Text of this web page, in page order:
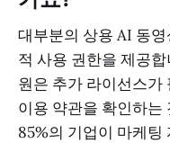
대부분의 상용 AI 동
적 사용 권한을 제공
원은 추가 라이선스가
이용 약관을 확인하는
85%의 기업이 마케팅